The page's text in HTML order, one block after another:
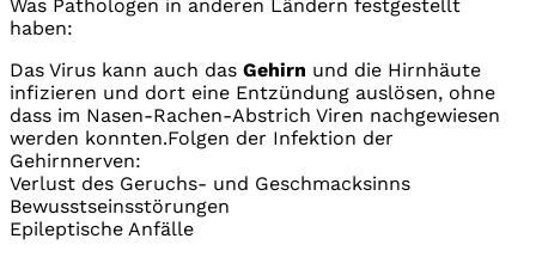
Was Pathologen in anderen Ländern festgestellt
haben:
Das Virus kann auch das Gehirn und die Hirnhäute
infizieren und dort eine Entzündung auslösen, ohne
dass im Nasen-Rachen-Abstrich Viren nachgewiesen
werden konnten.Folgen der Infektion der
Gehirnnerven:
Verlust des Geruchs- und Geschmacksinns
Bewusstseinsstörungen
Epileptische Anfälle